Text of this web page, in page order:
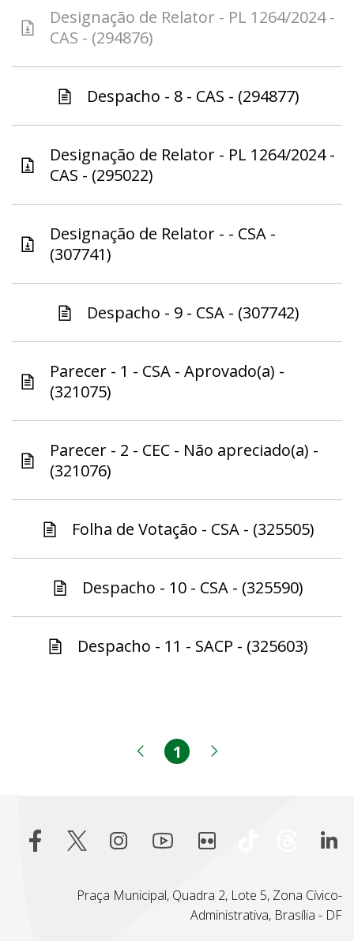
Designação de Relator - PL 1264/2024 -
CAS - (294876)
Despacho - 8 - CAS - (294877)
Designação de Relator - PL 1264/2024 -
CAS - (295022)
Designação de Relator - - CSA -
(307741)
Despacho - 9 - CSA - (307742)
Parecer - 1 - CSA - Aprovado(a) -
(321075)
Parecer - 2 - CEC - Não apreciado(a) -
(321076)
Folha de Votação - CSA - (325505)
Despacho - 10 - CSA - (325590)
Despacho - 11 - SACP - (325603)
Página anterior
Página
1
Praça Municipal, Quadra 2, Lote 5, Zona Cívico-
Administrativa, Brasília - DF